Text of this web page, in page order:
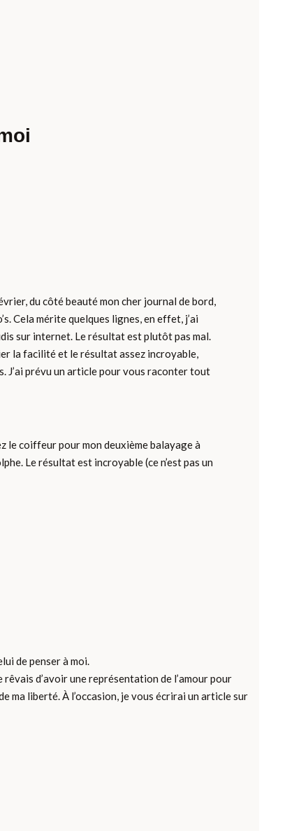
du côté beauté mon cher journal de bord,
Cela mérite quelques lignes, en effet, j’ai
sur internet. Le résultat est plutôt pas mal.
la facilité et le résultat assez incroyable,
J’ai prévu un article pour vous raconter tout
le coiffeur pour mon deuxième balayage à
Le résultat est incroyable (ce n’est pas un
de penser à moi.
rêvais d’avoir une représentation de l’amour pour
ma liberté. À l’occasion, je vous écrirai un article sur